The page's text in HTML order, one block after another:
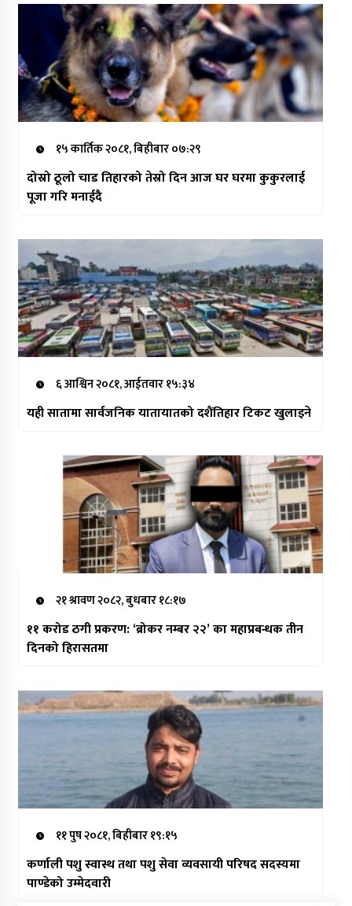
१५ कार्तिक २०८१, बिहीबार ०७:२९
दोस्रो ठूलो चाड तिहारको तेस्रो दिन आज घर घरमा कुकुरलाई
पूजा गरि मनाईदै
६ आश्विन २०८१, आईतवार १५:३४
यही सातामा सार्वजनिक यातायातको दशैंतिहार टिकट खुलाइने
२१ श्रावण २०८२, बुधबार १८:१७
११ करोड ठगी प्रकरण: ‘ब्रोकर नम्बर २२’ का महाप्रबन्धक तीन
दिनको हिरासतमा
११ पुष २०८१, बिहीबार १९:१५
कर्णाली पशु स्वास्थ तथा पशु सेवा व्यवसायी परिषद सदस्यमा
पाण्डेको उम्मेदवारी